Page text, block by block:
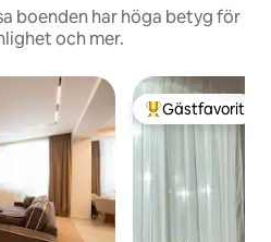
boenden har höga betyg för
och mer.
Populär
Gästfavorit